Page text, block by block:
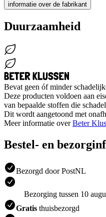
informatie over de fabrikant
Duurzaamheid
Bevat geen óf minder
Deze producten voldoen aan
van bepaalde stoffen die
Dit wordt aangetoond met
Meer informatie overBeter
Bestel- en
Bezorgd door PostNL
Bezorging tussen 10
Gratis thuisbezorgd